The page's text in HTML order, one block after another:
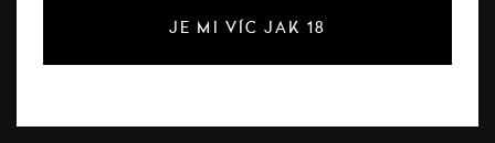
Šumivé víno
JE MI VÍC JAK 18